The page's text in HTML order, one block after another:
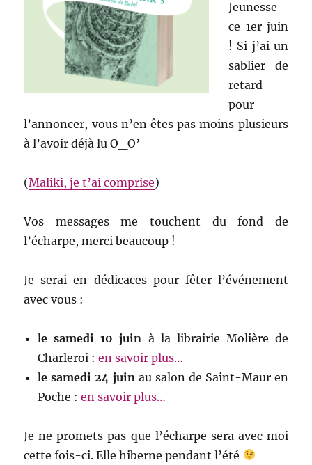
Jeunesse
ce 1er juin
! Si j’ai un
sablier de
retard
pour
l’annoncer, vous n’en êtes pas moins plusieurs
à l’avoir déjà lu O_O’
(Maliki, je t’ai comprise)
Vos messages me touchent du fond de
l’écharpe, merci beaucoup !
Je serai en dédicaces pour fêter l’événement
avec vous :
le samedi 10 juin à la librairie Molière de
Charleroi :en savoir plus…
le samedi 24 juin au salon de Saint-Maur en
Poche :en savoir plus…
Je ne promets pas que l’écharpe sera avec moi
cette fois-ci. Elle hiberne pendant l’été